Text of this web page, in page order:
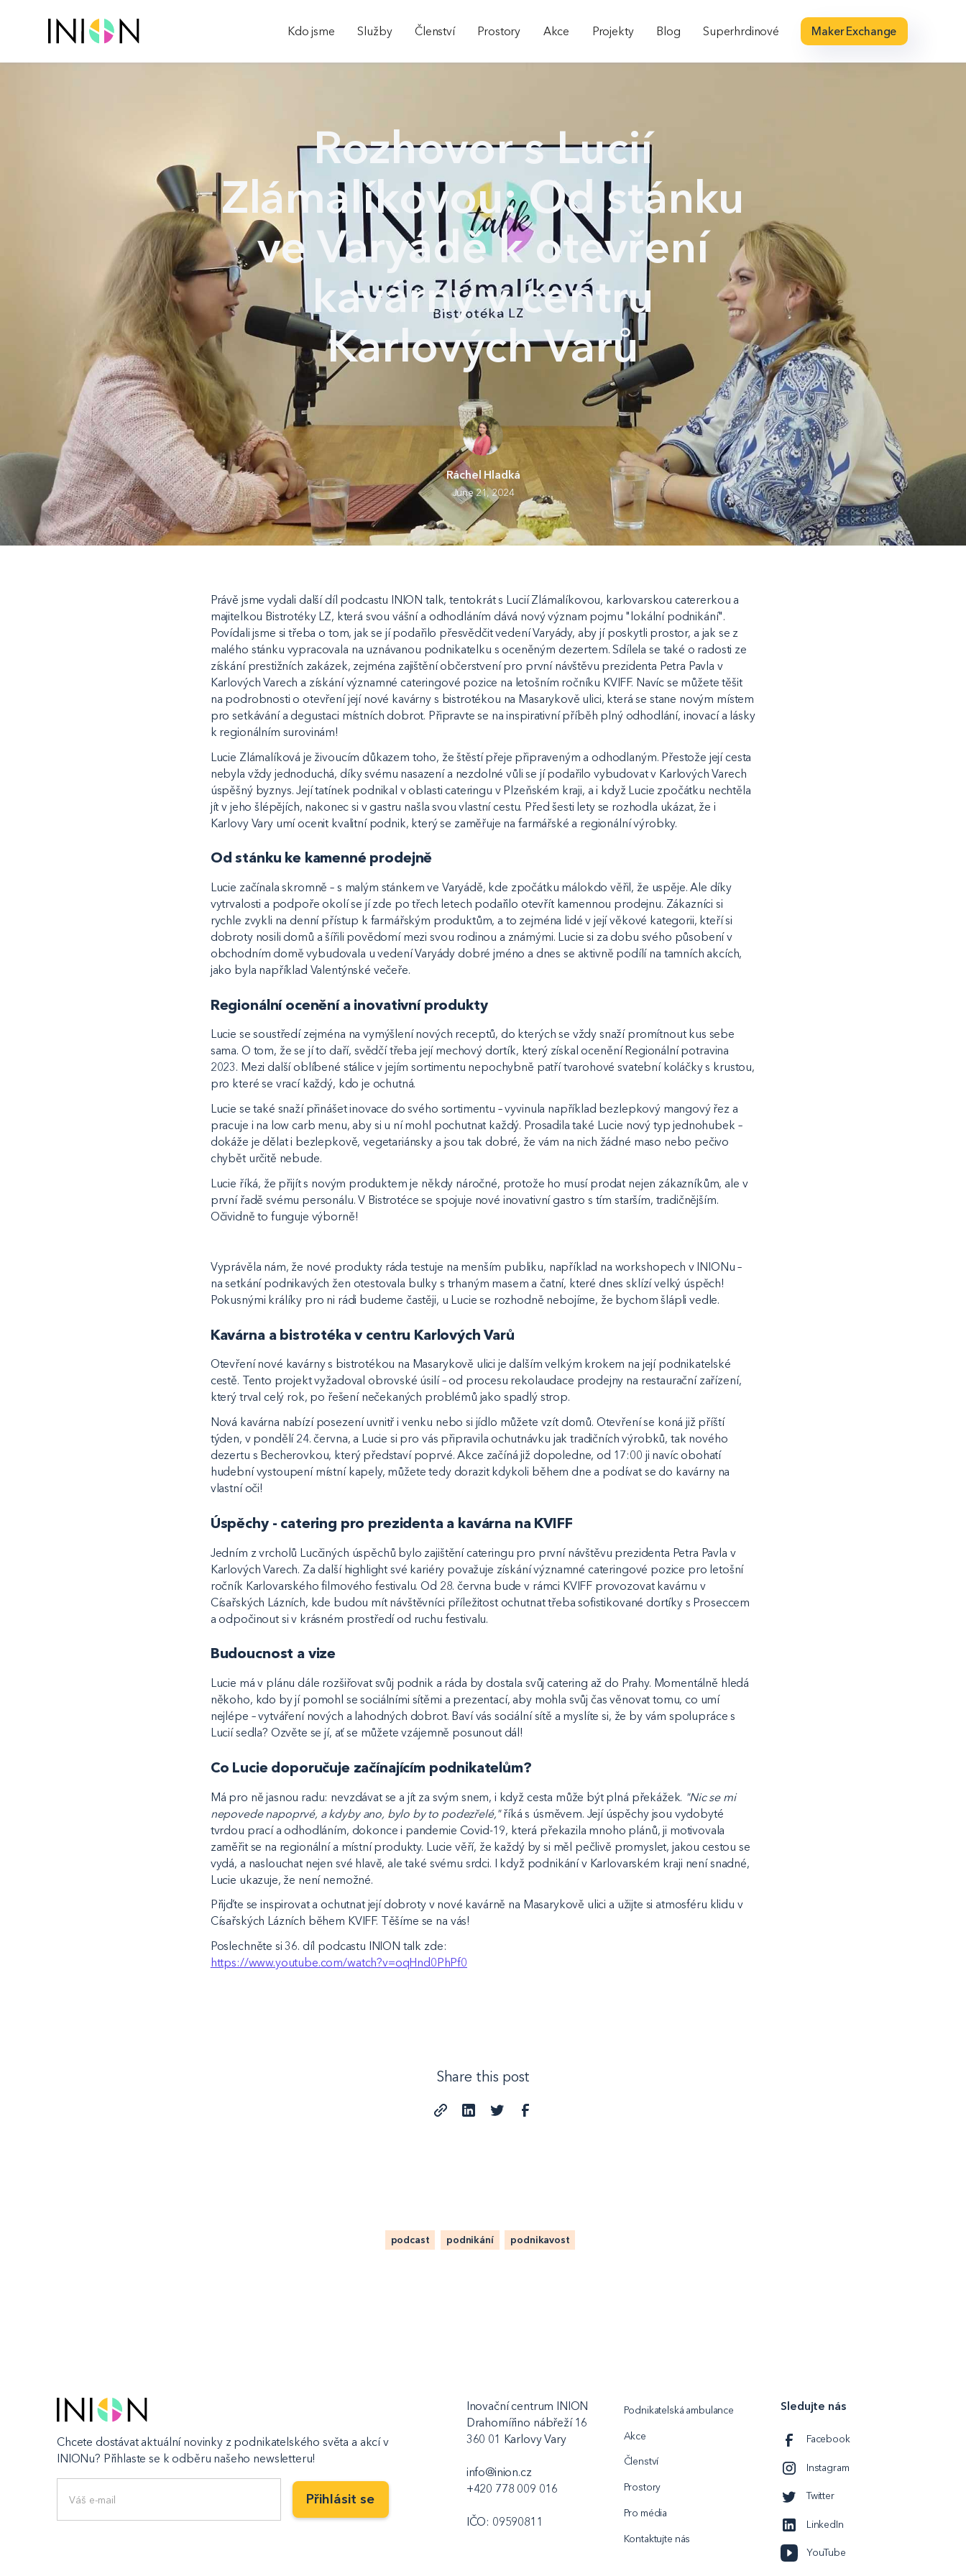
Kdo jsme Služby Členství Prostory Akce Projekty Blog Superhrdinové Maker Exchange
Rozhovor s Lucií
Zlámalíkovou: Od stánku
ve Varyádě k otevření
kavárny v centru
Karlových Varů
Ráchel Hladká
June 21, 2024
Právě jsme vydali další díl podcastu INION talk, tentokrát s Lucií Zlámalíkovou, karlovarskou catererkou a
majitelkou Bistrotéky LZ, která svou vášní a odhodláním dává nový význam pojmu "lokální podnikání".
Povídali jsme si třeba o tom, jak se jí podařilo přesvědčit vedení Varyády, aby jí poskytli prostor, a jak se z
malého stánku vypracovala na uznávanou podnikatelku s oceněným dezertem. Sdílela se také o radosti ze
získání prestižních zakázek, zejména zajištění občerstvení pro první návštěvu prezidenta Petra Pavla v
Karlových Varech a získání významné cateringové pozice na letošním ročníku KVIFF. Navíc se můžete těšit
na podrobnosti o otevření její nové kavárny s bistrotékou na Masarykově ulici, která se stane novým místem
pro setkávání a degustaci místních dobrot. Připravte se na inspirativní příběh plný odhodlání, inovací a lásky
k regionálním surovinám!
Lucie Zlámalíková je živoucím důkazem toho, že štěstí přeje připraveným a odhodlaným. Přestože její cesta
nebyla vždy jednoduchá, díky svému nasazení a nezdolné vůli se jí podařilo vybudovat v Karlových Varech
úspěšný byznys. Její tatínek podnikal v oblasti cateringu v Plzeňském kraji, a i když Lucie zpočátku nechtěla
jít v jeho šlépějích, nakonec si v gastru našla svou vlastní cestu. Před šesti lety se rozhodla ukázat, že i
Karlovy Vary umí ocenit kvalitní podnik, který se zaměřuje na farmářské a regionální výrobky.
Od stánku ke kamenné prodejně
Lucie začínala skromně – s malým stánkem ve Varyádě, kde zpočátku málokdo věřil, že uspěje. Ale díky
vytrvalosti a podpoře okolí se jí zde po třech letech podařilo otevřít kamennou prodejnu. Zákazníci si
rychle zvykli na denní přístup k farmářským produktům, a to zejména lidé v její věkové kategorii, kteří si
dobroty nosili domů a šířili povědomí mezi svou rodinou a známými. Lucie si za dobu svého působení v
obchodním domě vybudovala u vedení Varyády dobré jméno a dnes se aktivně podílí na tamních akcích,
jako byla například Valentýnské večeře.
Regionální ocenění a inovativní produkty
Lucie se soustředí zejména na vymýšlení nových receptů, do kterých se vždy snaží promítnout kus sebe
sama. O tom, že se jí to daří, svědčí třeba její mechový dortík, který získal ocenění Regionální potravina
2023. Mezi další oblíbené stálice v jejím sortimentu nepochybně patří tvarohové svatební koláčky s krustou,
pro které se vrací každý, kdo je ochutná.
Lucie se také snaží přinášet inovace do svého sortimentu – vyvinula například bezlepkový mangový řez a
pracuje i na low carb menu, aby si u ní mohl pochutnat každý. Prosadila také Lucie nový typ jednohubek –
dokáže je dělat i bezlepkově, vegetariánsky a jsou tak dobré, že vám na nich žádné maso nebo pečivo
chybět určitě nebude.
Lucie říká, že přijít s novým produktem je někdy náročné, protože ho musí prodat nejen zákazníkům, ale v
první řadě svému personálu. V Bistrotéce se spojuje nové inovativní gastro s tím starším, tradičnějším.
Očividně to funguje výborně!
Vyprávěla nám, že nové produkty ráda testuje na menším publiku, například na workshopech v INIONu –
na setkání podnikavých žen otestovala bulky s trhaným masem a čatní, které dnes sklízí velký úspěch!
Pokusnými králíky pro ni rádi budeme častěji, u Lucie se rozhodně nebojíme, že bychom šlápli vedle.
Kavárna a bistrotéka v centru Karlových Varů
Otevření nové kavárny s bistrotékou na Masarykově ulici je dalším velkým krokem na její podnikatelské
cestě. Tento projekt vyžadoval obrovské úsilí – od procesu rekolaudace prodejny na restaurační zařízení,
který trval celý rok, po řešení nečekaných problémů jako spadlý strop.
Nová kavárna nabízí posezení uvnitř i venku nebo si jídlo můžete vzít domů. Otevření se koná již příští
týden, v pondělí 24. června, a Lucie si pro vás připravila ochutnávku jak tradičních výrobků, tak nového
dezertu s Becherovkou, který představí poprvé. Akce začíná již dopoledne, od 17:00 ji navíc obohatí
hudební vystoupení místní kapely, můžete tedy dorazit kdykoli během dne a podívat se do kavárny na
vlastní oči!
Úspěchy - catering pro prezidenta a kavárna na KVIFF
Jedním z vrcholů Lucčiných úspěchů bylo zajištění cateringu pro první návštěvu prezidenta Petra Pavla v
Karlových Varech. Za další highlight své kariéry považuje získání významné cateringové pozice pro letošní
ročník Karlovarského filmového festivalu. Od 28. června bude v rámci KVIFF provozovat kavárnu v
Císařských Lázních, kde budou mít návštěvníci příležitost ochutnat třeba sofistikované dortíky s Proseccem
a odpočinout si v krásném prostředí od ruchu festivalu.
Budoucnost a vize
Lucie má v plánu dále rozšiřovat svůj podnik a ráda by dostala svůj catering až do Prahy. Momentálně hledá
někoho, kdo by jí pomohl se sociálními sítěmi a prezentací, aby mohla svůj čas věnovat tomu, co umí
nejlépe – vytváření nových a lahodných dobrot. Baví vás sociální sítě a myslíte si, že by vám spolupráce s
Lucií sedla? Ozvěte se jí, ať se můžete vzájemně posunout dál!
Co Lucie doporučuje začínajícím podnikatelům?
Má pro ně jasnou radu: nevzdávat se a jít za svým snem, i když cesta může být plná překážek. "Nic se mi
nepovede napoprvé, a kdyby ano, bylo by to podezřelé,"říká s úsměvem. Její úspěchy jsou vydobyté
tvrdou prací a odhodláním, dokonce i pandemie Covid-19, která překazila mnoho plánů, ji motivovala
zaměřit se na regionální a místní produkty. Lucie věří, že každý by si měl pečlivě promyslet, jakou cestou se
vydá, a naslouchat nejen své hlavě, ale také svému srdci. I když podnikání v Karlovarském kraji není snadné,
Lucie ukazuje, že není nemožné.
Přijďte se inspirovat a ochutnat její dobroty v nové kavárně na Masarykově ulici a užijte si atmosféru klidu v
Císařských Lázních během KVIFF. Těšíme se na vás!
Poslechněte si 36. díl podcastu INION talk zde:
https://www.youtube.com/watch?v=oqHnd0PhPf0
Share this post
podcast podnikání podnikavost
Chcete dostávat aktuální novinky z podnikatelského světa a akcí v
INIONu? Přihlaste se k odběru našeho newsletteru!
Inovační centrum INION
Drahomířino nábřeží 16
360 01 Karlovy Vary
info@inion.cz
+420 778 009 016
IČO: 09590811
Podnikatelská ambulance
Akce
Členství
Prostory
Pro média
Kontaktujte nás
Sledujte nás
Facebook
Instagram
Twitter
LinkedIn
YouTube